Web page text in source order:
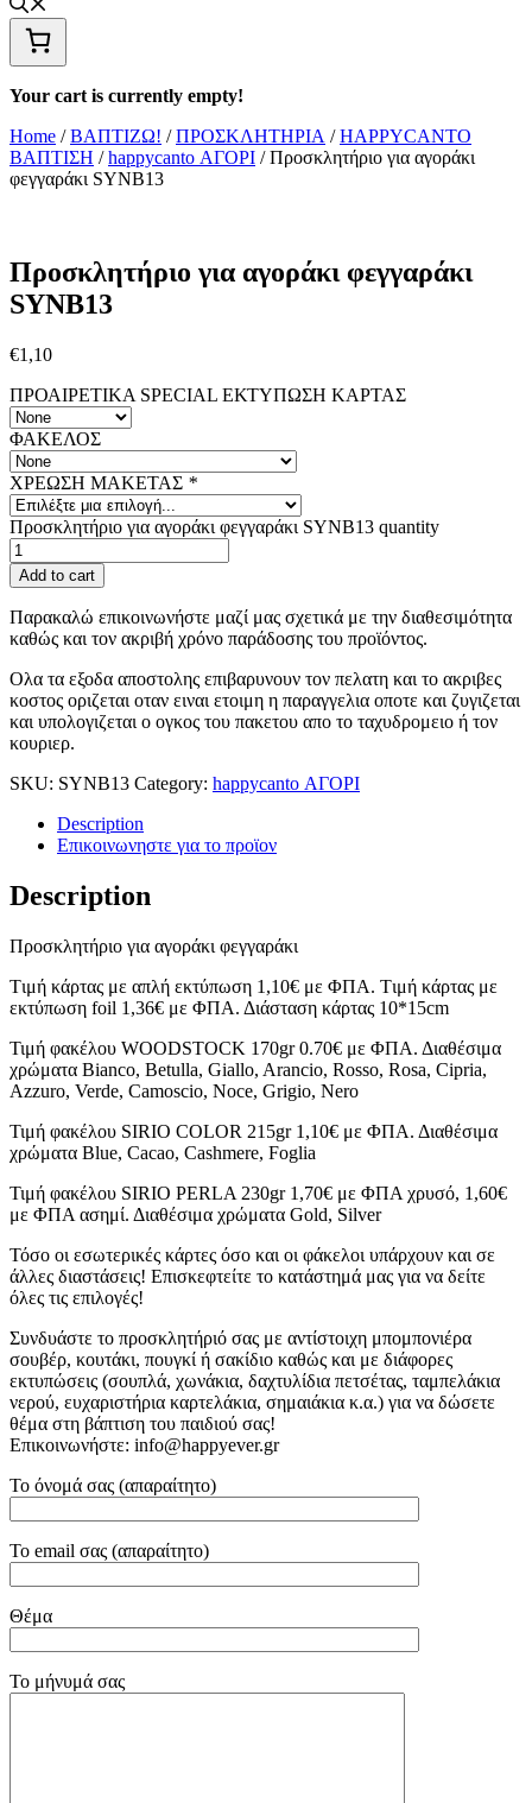
Your cart is currently empty!
Home /ΒΑΠΤΙΖΩ! /ΠΡΟΣΚΛΗΤΗΡΙΑ /HAPPYCANTO
ΒΑΠΤΙΣΗ /happycanto ΑΓΟΡΙ / Προσκλητήριο για αγοράκι
φεγγαράκι SYNΒ13
Προσκλητήριο για αγοράκι φεγγαράκι
SYNΒ13
€1,10
ΠΡΟΑΙΡΕΤΙΚΑ SPECIAL ΕΚΤΥΠΩΣΗ KAΡΤΑΣ
ΦΑΚΕΛΟΣ
ΧΡΕΩΣΗ ΜΑΚΕΤΑΣ *
Προσκλητήριο για αγοράκι φεγγαράκι SYNΒ13 quantity
Add to cart
Παρακαλώ επικοινωνήστε μαζί μας σχετικά με την διαθεσιμότητα
καθώς και τον ακριβή χρόνο παράδοσης του προϊόντος.
Ολα τα εξοδα αποστολης επιβαρυνουν τον πελατη και το ακριβες
κοστος οριζεται οταν ειναι ετοιμη η παραγγελια οποτε και ζυγιζεται
και υπολογιζεται ο ογκος του πακετου απο το ταχυδρομειο ή τον
κουριερ.
SKU: SYNΒ13 Category: happycanto ΑΓΟΡΙ
Description
Επικοινωνηστε για το προϊoν
Description
Προσκλητήριο για αγοράκι φεγγαράκι
Tιμή κάρτας με απλή εκτύπωση 1,10€ με ΦΠΑ. Tιμή κάρτας με
εκτύπωση foil 1,36€ με ΦΠΑ. Διάσταση κάρτας 10*15cm
Τιμή φακέλου WOODSTOCK 170gr 0.70€ με ΦΠΑ. Διαθέσιμα
χρώματα Bianco, Betulla, Giallo, Arancio, Rosso, Rosa, Cipria,
Azzuro, Verde, Camoscio, Noce, Grigio, Nero
Τιμή φακέλου SIRIO COLOR 215gr 1,10€ με ΦΠΑ. Διαθέσιμα
χρώματα Blue, Cacao, Cashmere, Foglia
Τιμή φακέλου SIRIO PERLA 230gr 1,70€ με ΦΠΑ χρυσό, 1,60€
με ΦΠΑ ασημί. Διαθέσιμα χρώματα Gold, Silver
Τόσο οι εσωτερικές κάρτες όσο και οι φάκελοι υπάρχουν και σε
άλλες διαστάσεις! Επισκεφτείτε το κατάστημά μας για να δείτε
όλες τις επιλογές!
Συνδυάστε το προσκλητήριό σας με αντίστοιχη μπομπονιέρα
σουβέρ, κουτάκι, πουγκί ή σακίδιο καθώς και με διάφορες
εκτυπώσεις (σουπλά, χωνάκια, δαχτυλίδια πετσέτας, ταμπελάκια
νερού, ευχαριστήρια καρτελάκια, σημαιάκια κ.α.) για να δώσετε
θέμα στη βάπτιση του παιδιού σας!
Επικοινωνήστε: info@happyever.gr
Το όνομά σας (απαραίτητο)
Το email σας (απαραίτητο)
Θέμα
Το μήνυμά σας